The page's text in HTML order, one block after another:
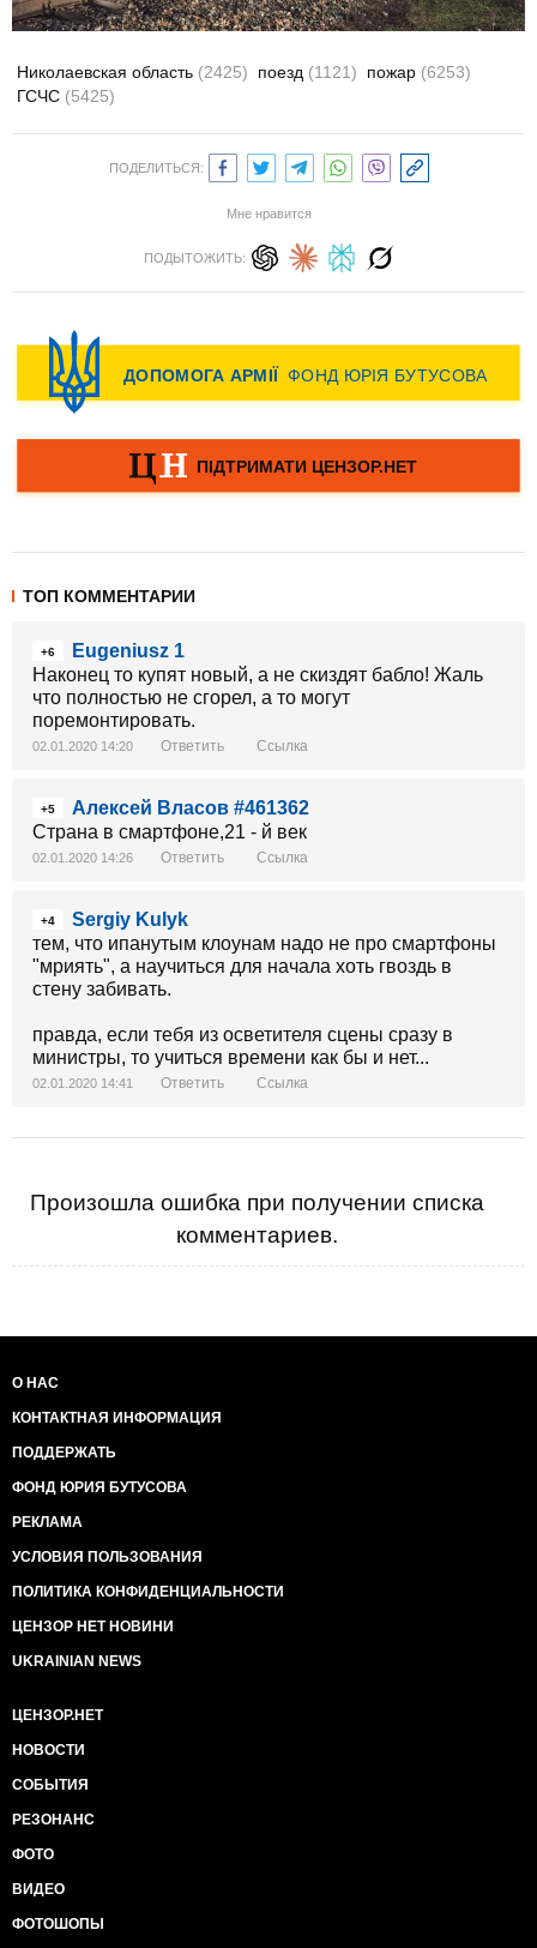
Николаевская область (2425) поезд (1121) пожар (6253)
ГСЧС (5425)
ПОДЕЛИТЬСЯ:
Мне нравится
ПОДЫТОЖИТЬ:
ТОП КОММЕНТАРИИ
+6
Eugeniusz 1
Наконец то купят новый, а не скиздят бабло! Жаль
что полностью не сгорел, а то могут
поремонтировать.
02.01.2020 14:20 Ответить Ссылка
+5
Алексей Власов #461362
Страна в смартфоне,21 - й век
02.01.2020 14:26 Ответить Ссылка
+4
Sergiy Kulyk
тем, что ипанутым клоунам надо не про смартфоны
"мриять", а научиться для начала хоть гвоздь в
стену забивать.
правда, если тебя из осветителя сцены сразу в
министры, то учиться времени как бы и нет...
02.01.2020 14:41 Ответить Ссылка
Произошла ошибка при получении списка
комментариев.
О НАС
КОНТАКТНАЯ ИНФОРМАЦИЯ
ПОДДЕРЖАТЬ
ФОНД ЮРИЯ БУТУСОВА
РЕКЛАМА
УСЛОВИЯ ПОЛЬЗОВАНИЯ
ПОЛИТИКА КОНФИДЕНЦИАЛЬНОСТИ
ЦЕНЗОР НЕТ НОВИНИ
UKRAINIAN NEWS
ЦЕНЗОР.НЕТ
НОВОСТИ
СОБЫТИЯ
РЕЗОНАНС
ФОТО
ВИДЕО
ФОТОШОПЫ